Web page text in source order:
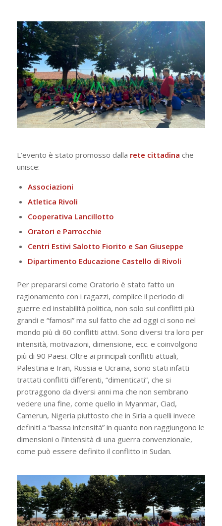
L’evento è stato promosso dalla rete cittadina che
unisce:
Associazioni
Atletica Rivoli
Cooperativa Lancillotto
Oratori e Parrocchie
Centri Estivi Salotto Fiorito e San Giuseppe
Dipartimento Educazione Castello di Rivoli
Per prepararsi come Oratorio è stato fatto un
ragionamento con i ragazzi, complice il periodo di
guerre ed instabilità politica, non solo sui conflitti più
grandi e “famosi” ma sul fatto che ad oggi ci sono nel
mondo più di 60 conflitti attivi. Sono diversi tra loro per
intensità, motivazioni, dimensione, ecc. e coinvolgono
più di 90 Paesi. Oltre ai principali conflitti attuali,
Palestina e Iran, Russia e Ucraina, sono stati infatti
trattati conflitti differenti, “dimenticati”, che si
protraggono da diversi anni ma che non sembrano
vedere una fine, come quello in Myanmar, Ciad,
Camerun, Nigeria piuttosto che in Siria a quelli invece
definiti a “bassa intensità” in quanto non raggiungono le
dimensioni o l’intensità di una guerra convenzionale,
come può essere definito il conflitto in Sudan.